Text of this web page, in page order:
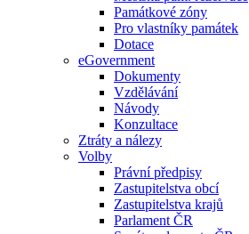
Památkové zóny
Pro vlastníky památek
Dotace
eGovernment
Dokumenty
Vzdělávání
Návody
Konzultace
Ztráty a nálezy
Volby
Právní předpisy
Zastupitelstva obcí
Zastupitelstva krajů
Parlament ČR